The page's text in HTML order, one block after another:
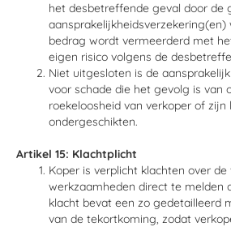
het desbetreffende geval door de
bedrag wordt vermeerderd met
eigen risico volgens de
Niet uitgesloten is de
voor schade die het gevolg is van
roekeloosheid van verkoper of
ondergeschikten.
Artikel 15: Klachtplicht
Koper is verplicht klachten over de
werkzaamheden direct te melden
klacht bevat een zo gedetailleerd
van de tekortkoming, zodat